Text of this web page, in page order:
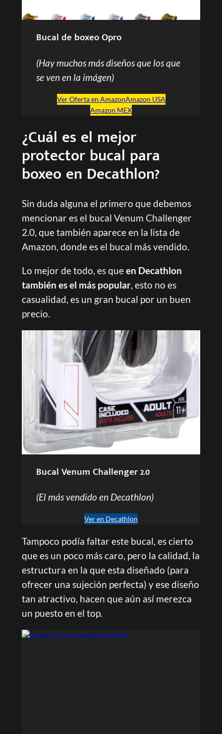
Bucal de boxeo Opro
(Hay muchos más diseños que los que
se ven en la imágen)
Ver Oferta en AmazonAmazon USA
Amazon MEX
¿Cuál es el mejor
protector bucal para
boxeo en Decathlon?
Sin duda alguna el primero que debemos
mencionar es el bucal Venum Challenger
2.0, que también aparece en la lista de
Amazon, donde es el bucal más vendido.
Lo mejor de todo, es queen Decathlon
también es el más popular, esto no es
casualidad, es un gran bucal por un buen
precio.
Bucal Venum Challenger 2.0
(El más vendido en Decathlon)
Ver en Decathlon
Tampoco podía faltar este bucal, es cierto
que es un poco más caro, pero la calidad, la
estructura en la que esta diseñado (para
ofrecer una sujeción perfecta) y ese diseño
tan atractivo, hacen que aún así merezca
un puesto en el top.